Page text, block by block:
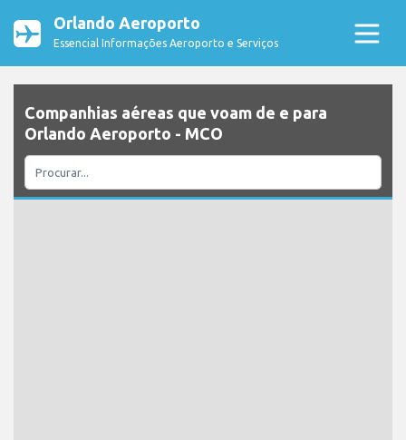
Orlando Aeroporto
Essencial Informações Aeroporto e Serviços
Companhias aéreas que voam de e para
Orlando Aeroporto - MCO